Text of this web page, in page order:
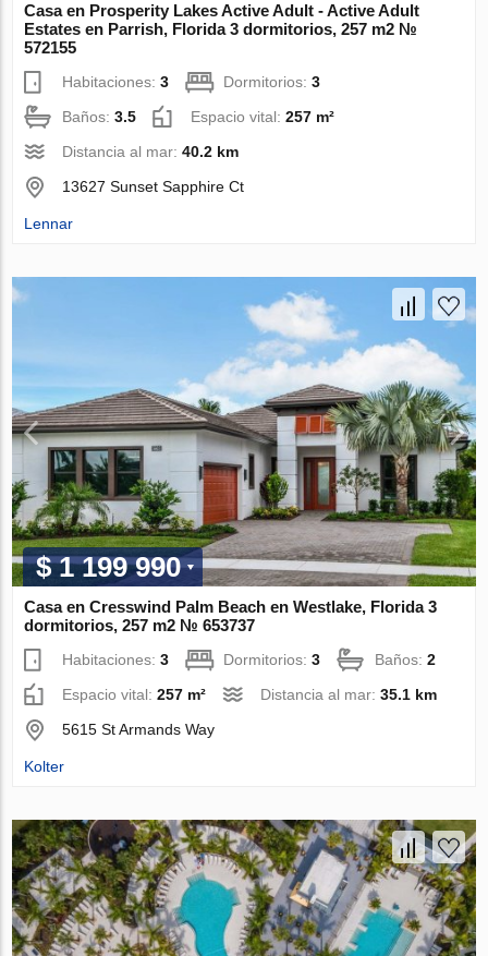
Casa en Prosperity Lakes Active Adult - Active Adult
Estates en Parrish, Florida 3 dormitorios, 257 m2 №
572155
Habitaciones:3 Dormitorios:3
Baños:3.5 Espacio vital:257 m²
Distancia al mar:40.2 km
13627 Sunset Sapphire Ct
Lennar
$ 1 199 990
Casa en Cresswind Palm Beach en Westlake, Florida 3
dormitorios, 257 m2 № 653737
Habitaciones:3 Dormitorios:3 Baños:2
Espacio vital:257 m² Distancia al mar:35.1 km
5615 St Armands Way
Kolter